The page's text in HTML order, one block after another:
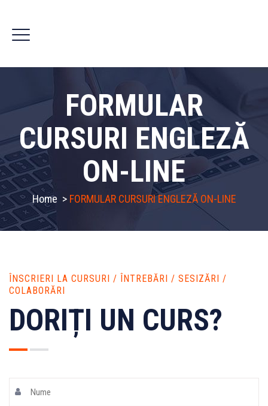
FORMULAR
CURSURI ENGLEZĂ
ON-LINE
Home > FORMULAR CURSURI ENGLEZĂ ON-LINE
ÎNSCRIERI LA CURSURI / ÎNTREBĂRI / SESIZĂRI /
COLABORĂRI
DORIȚI UN CURS?